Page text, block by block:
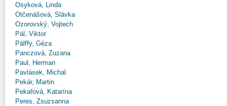
Osyková, Linda
Otčenášová, Slávka
Ozorovský, Vojtech
Pál, Viktor
Pálffy, Géza
Panczová, Zuzana
Paul, Herman
Pavlásek, Michal
Pekár, Martin
Pekařová, Katarína
Peres, Zsuzsanna